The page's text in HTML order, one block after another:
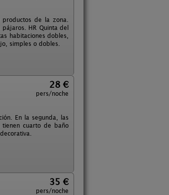
de la zona.
HR Quinta del
habitaciones dobles,
simples o dobles.
28 €
pers/noche
En la segunda, las
tienen cuarto de baño
35 €
pers/noche